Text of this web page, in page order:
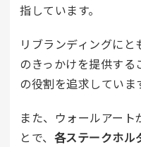
指しています。
リブランディングに
のきっかけを提供する
の役割を追求していま
また、ウォールアー
とで、 各ステークホル